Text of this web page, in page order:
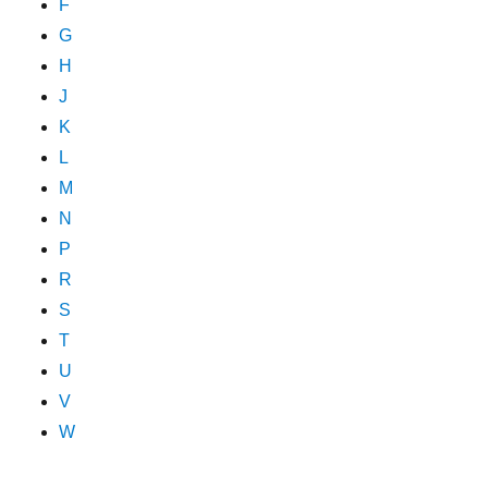
F
G
H
J
K
L
M
N
P
R
S
T
U
V
W